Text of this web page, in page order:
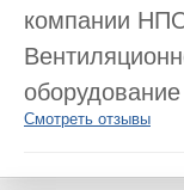
компании
оборудование
Смотреть отзывы